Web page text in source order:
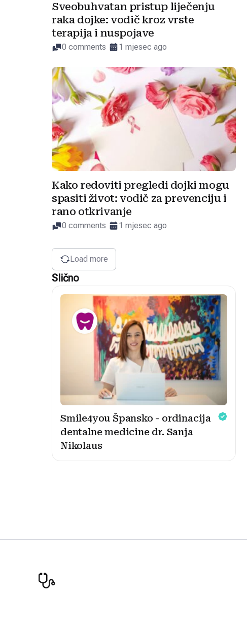
Sveobuhvatan pristup liječenju
raka dojke: vodič kroz vrste
terapija i nuspojave
0 comments 1 mjesec ago
Kako redoviti pregledi dojki mogu
spasiti život: vodič za prevenciju i
rano otkrivanje
0 comments 1 mjesec ago
Load more
Slično
Smile4you Špansko - ordinacija
dentalne medicine dr. Sanja
Nikolaus